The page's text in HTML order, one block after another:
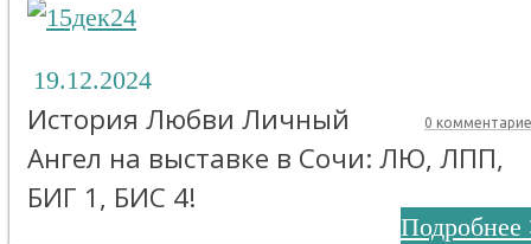
19.12.2024
0
История Любви Личный
Ангел на выставке в Сочи: ЛЮ, ЛПП,
БИГ 1, БИС 4!
Подробнее